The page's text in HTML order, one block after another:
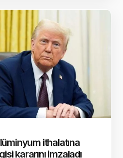
ithalatına
kararını imzaladı